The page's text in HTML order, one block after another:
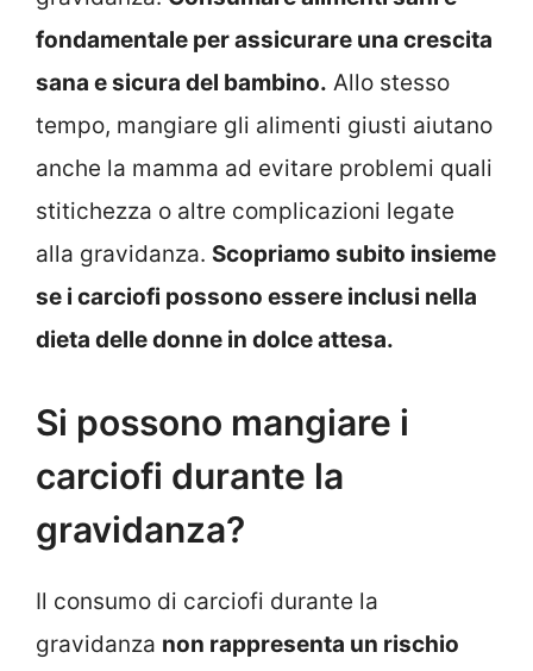
fondamentale per assicurare una crescita
sana e sicura del bambino. Allo stesso
tempo, mangiare gli alimenti giusti aiutano
anche la mamma ad evitare problemi quali
stitichezza o altre complicazioni legate
alla gravidanza. Scopriamo subito insieme
se i carciofi possono essere inclusi nella
dieta delle donne in dolce attesa.
Si possono mangiare i
carciofi durante la
gravidanza?
Il consumo di carciofi durante la
gravidanza non rappresenta un rischio